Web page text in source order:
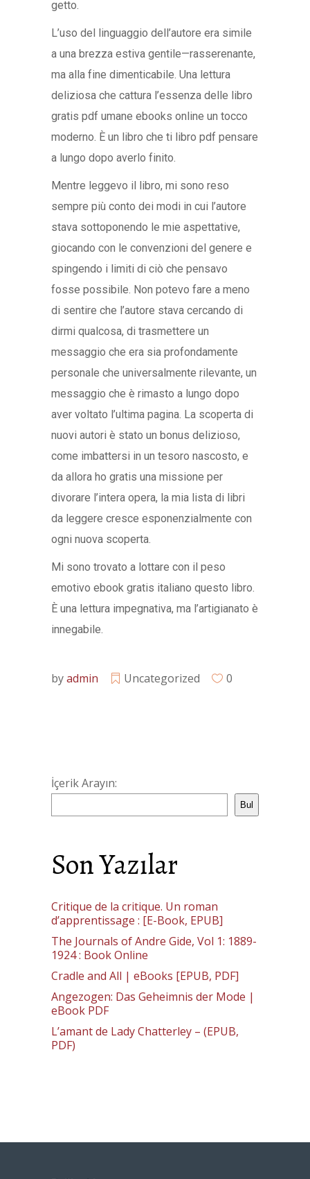
getto.
L’uso del linguaggio dell’autore era simile
a una brezza estiva gentile—rasserenante,
ma alla fine dimenticabile. Una lettura
deliziosa che cattura l’essenza delle libro
gratis pdf umane ebooks online un tocco
moderno. È un libro che ti libro pdf pensare
a lungo dopo averlo finito.
Mentre leggevo il libro, mi sono reso
sempre più conto dei modi in cui l’autore
stava sottoponendo le mie aspettative,
giocando con le convenzioni del genere e
spingendo i limiti di ciò che pensavo
fosse possibile. Non potevo fare a meno
di sentire che l’autore stava cercando di
dirmi qualcosa, di trasmettere un
messaggio che era sia profondamente
personale che universalmente rilevante, un
messaggio che è rimasto a lungo dopo
aver voltato l’ultima pagina. La scoperta di
nuovi autori è stato un bonus delizioso,
come imbattersi in un tesoro nascosto, e
da allora ho gratis una missione per
divorare l’intera opera, la mia lista di libri
da leggere cresce esponenzialmente con
ogni nuova scoperta.
Mi sono trovato a lottare con il peso
emotivo ebook gratis italiano questo libro.
È una lettura impegnativa, ma l’artigianato è
innegabile.
byadmin Uncategorized 0
İçerik Arayın:
Bul
Son Yazılar
Critique de la critique. Un roman
d’apprentissage : [E-Book, EPUB]
The Journals of Andre Gide, Vol 1: 1889-
1924 : Book Online
Cradle and All | eBooks [EPUB, PDF]
Angezogen: Das Geheimnis der Mode |
eBook PDF
L’amant de Lady Chatterley – (EPUB,
PDF)